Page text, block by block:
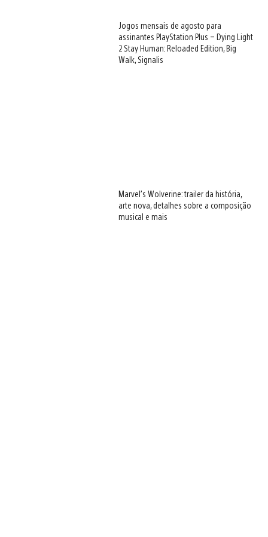
Jogos mensais de agosto para
assinantes PlayStation Plus – Dying Light
2 Stay Human: Reloaded Edition, Big
Walk, Signalis
Marvel’s Wolverine: trailer da história,
arte nova, detalhes sobre a composição
musical e mais